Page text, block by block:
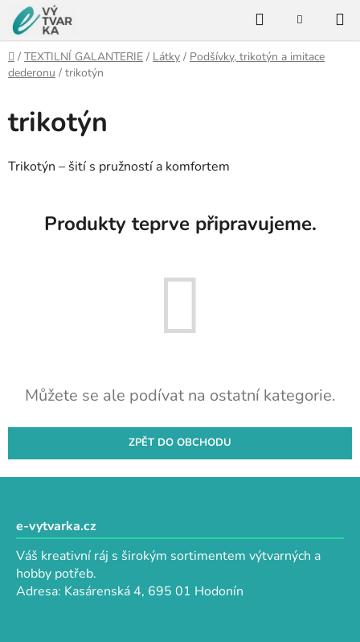
Přejít
na
obsah
HledatNÁKUPNÍ
Domů
/ TEXTILNÍ GALANTERIE / Látky / Podšívky, trikotýn a imitace
dederonu / trikotýn
trikotýn
Trikotýn – šití s pružností a komfortem
Produkty teprve připravujeme.
Můžete se ale podívat na ostatní kategorie.
ZPĚT DO OBCHODU
e-vytvarka.cz
Váš kreativní ráj s širokým sortimentem výtvarných a
hobby potřeb.
Adresa: Kasárenská 4, 695 01 Hodonín